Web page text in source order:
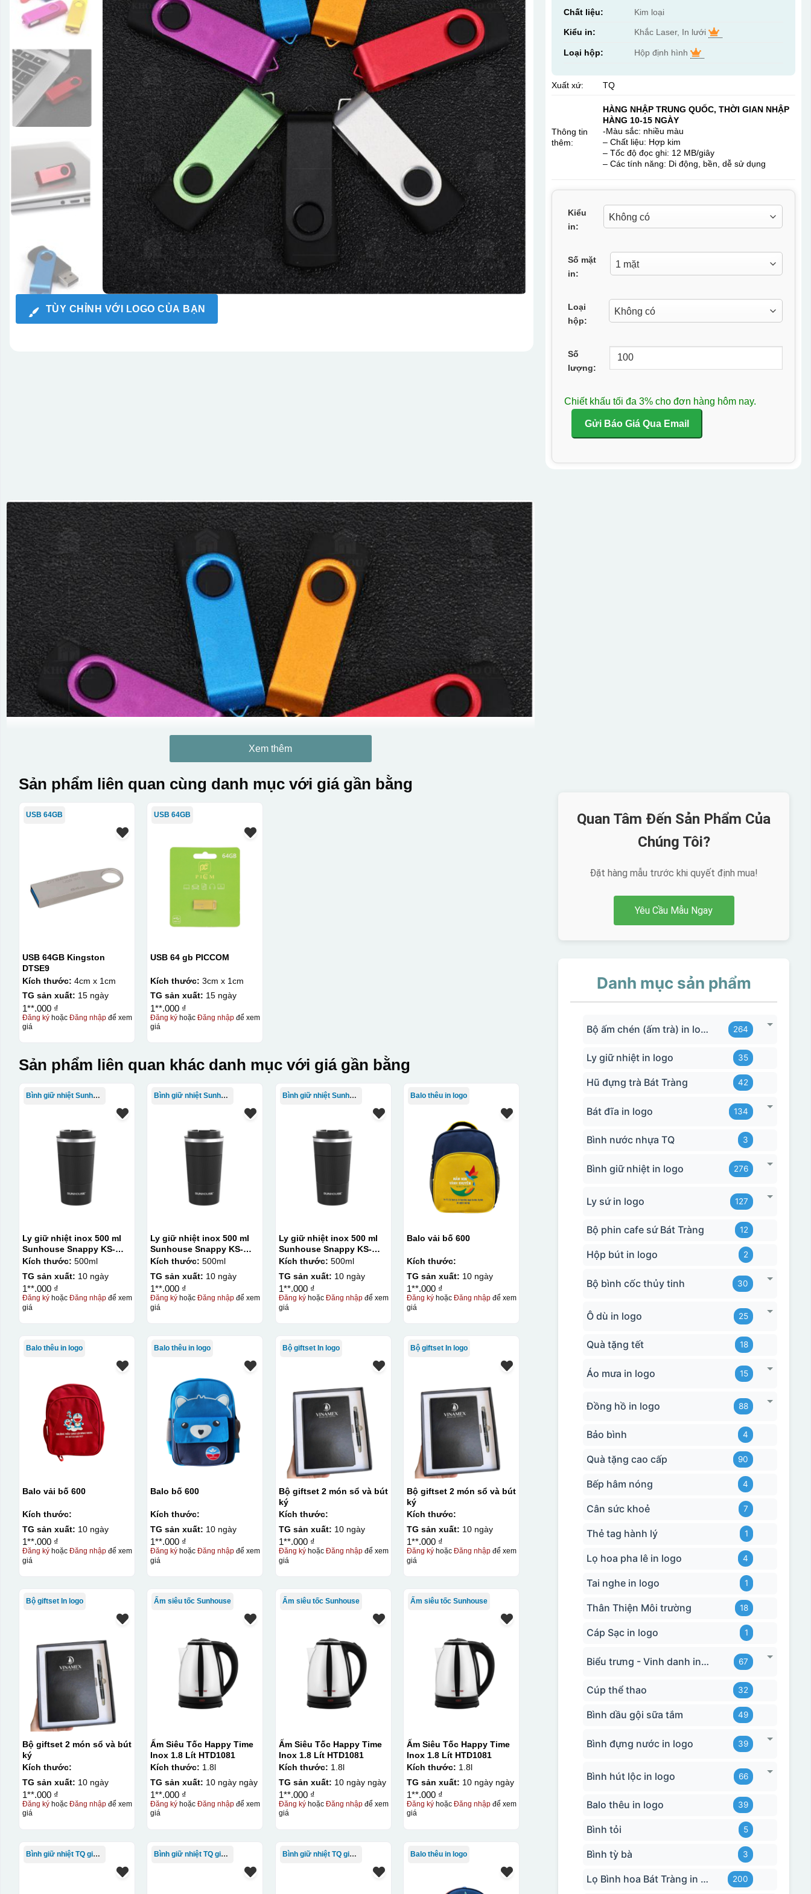
TÙY CHỈNH VỚI LOGO CỦA BẠN
Chất liệu: Kim loại
Kiểu in: Khắc Laser, In lưới
Loại hộp: Hộp định hình
Xuất xứ: TQ
Thông tin
thêm:
HÀNG NHẬP TRUNG QUỐC, THỜI GIAN NHẬP
HÀNG 10-15 NGÀY
-Màu sắc: nhiều màu
– Chất liệu: Hợp kim
– Tốc độ đọc ghi: 12 MB/giây
– Các tính năng: Di động, bền, dễ sử dụng
Kiểu
in:
Số mặt
in:
Loại
hộp:
Số
lượng:
Chiết khấu tối đa 3% cho đơn hàng hôm nay.
Gửi Báo Giá Qua Email
Xem thêm
Sản phẩm liên quan cùng danh mục với giá gần bằng
USB 64GB
USB 64GB Kingston
DTSE9
Kích thước: 4cm x 1cm
TG sản xuất: 15 ngày
1**.000 ₫
Đăng kýhoặc Đăng nhậpđể xem
giá
USB 64GB
USB 64 gb PICCOM
Kích thước: 3cm x 1cm
TG sản xuất: 15 ngày
1**.000 ₫
Đăng ký hoặcĐăng nhập để xem
giá
Sản phẩm liên quan khác danh mục với giá gần bằng
Bình giữ nhiệt Sunhouse
Ly giữ nhiệt inox 500 ml
Sunhouse Snappy KS-
TU500S
Kích thước: 500ml
TG sản xuất: 10 ngày
1**.000 ₫
Đăng kýhoặc Đăng nhậpđể xem
giá
Bình giữ nhiệt Sunhouse
Ly giữ nhiệt inox 500 ml
Sunhouse Snappy KS-
TU500S
Kích thước: 500ml
TG sản xuất: 10 ngày
1**.000 ₫
Đăng ký hoặcĐăng nhập để xem
giá
Bình giữ nhiệt Sunhouse
Ly giữ nhiệt inox 500 ml
Sunhouse Snappy KS-
TU500S
Kích thước: 500ml
TG sản xuất: 10 ngày
1**.000 ₫
Đăng kýhoặc Đăng nhậpđể xem
giá
Balo thêu in logo
Balo vải bố 600
Kích thước:
TG sản xuất: 10 ngày
1**.000 ₫
Đăng ký hoặcĐăng nhập để xem
giá
Balo thêu in logo
Balo vải bố 600
Kích thước:
TG sản xuất: 10 ngày
1**.000 ₫
Đăng kýhoặc Đăng nhậpđể xem
giá
Balo thêu in logo
Balo bố 600
Kích thước:
TG sản xuất: 10 ngày
1**.000 ₫
Đăng ký hoặcĐăng nhập để xem
giá
Bộ giftset In logo
Bộ giftset 2 món sổ và bút
ký
Kích thước:
TG sản xuất: 10 ngày
1**.000 ₫
Đăng kýhoặc Đăng nhậpđể xem
giá
Bộ giftset In logo
Bộ giftset 2 món sổ và bút
ký
Kích thước:
TG sản xuất: 10 ngày
1**.000 ₫
Đăng ký hoặcĐăng nhập để xem
giá
Bộ giftset In logo
Bộ giftset 2 món sổ và bút
ký
Kích thước:
TG sản xuất: 10 ngày
1**.000 ₫
Đăng kýhoặc Đăng nhậpđể xem
giá
Ấm siêu tốc Sunhouse
Ấm Siêu Tốc Happy Time
Inox 1.8 Lít HTD1081
Kích thước: 1.8l
TG sản xuất: 10 ngày ngày
1**.000 ₫
Đăng ký hoặcĐăng nhập để xem
giá
Ấm siêu tốc Sunhouse
Ấm Siêu Tốc Happy Time
Inox 1.8 Lít HTD1081
Kích thước: 1.8l
TG sản xuất: 10 ngày ngày
1**.000 ₫
Đăng kýhoặc Đăng nhậpđể xem
giá
Ấm siêu tốc Sunhouse
Ấm Siêu Tốc Happy Time
Inox 1.8 Lít HTD1081
Kích thước: 1.8l
TG sản xuất: 10 ngày ngày
1**.000 ₫
Đăng ký hoặcĐăng nhập để xem
giá
Bình giữ nhiệt TQ giá rẻ Bình giữ nhiệt TQ giá rẻ Bình giữ nhiệt TQ giá rẻ Balo thêu in logo
Quan Tâm Đến Sản Phẩm Của
Chúng Tôi?
Đặt hàng mẫu trước khi quyết định mua!
Yêu Cầu Mẫu Ngay
Danh mục sản phẩm
Bộ ấm chén (ấm trà) in logo 264
Ly giữ nhiệt in logo 35
Hũ đựng trà Bát Tràng 42
Bát đĩa in logo 134
Bình nước nhựa TQ 3
Bình giữ nhiệt in logo 276
Ly sứ in logo 127
Bộ phin cafe sứ Bát Tràng 12
Hộp bút in logo 2
Bộ bình cốc thủy tinh 30
Ô dù in logo 25
Quà tặng tết 18
Áo mưa in logo 15
Đồng hồ in logo 88
Bảo bình 4
Quà tặng cao cấp 90
Bếp hâm nóng 4
Cân sức khoẻ 7
Thẻ tag hành lý 1
Lọ hoa pha lê in logo 4
Tai nghe in logo 1
Thân Thiện Môi trường 18
Cáp Sạc in logo 1
Biểu trưng - Vinh danh in logo 67
Cúp thể thao 32
Bình dầu gội sữa tắm 49
Bình đựng nước in logo 39
Bình hút lộc in logo 66
Balo thêu in logo 39
Bình tỏi 5
Bình tỳ bà 3
Lọ Bình hoa Bát Tràng in logo 200